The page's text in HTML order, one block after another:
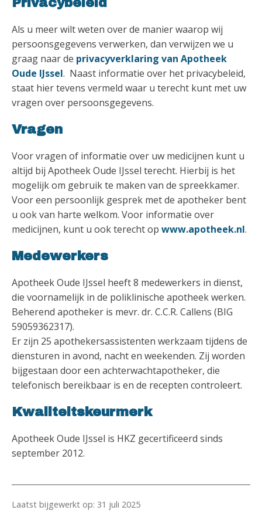
Privacybeleid
Als u meer wilt weten over de manier waarop wij
persoonsgegevens verwerken, dan verwijzen we u
graag naar de privacyverklaring van Apotheek
Oude IJssel. Naast informatie over het privacybeleid,
staat hier tevens vermeld waar u terecht kunt met uw
vragen over persoonsgegevens.
Vragen
Voor vragen of informatie over uw medicijnen kunt u
altijd bij Apotheek Oude IJssel terecht. Hierbij is het
mogelijk om gebruik te maken van de spreekkamer.
Voor een persoonlijk gesprek met de apotheker bent
u ook van harte welkom. Voor informatie over
medicijnen, kunt u ook terecht op www.apotheek.nl.
Medewerkers
Apotheek Oude IJssel heeft 8 medewerkers in dienst,
die voornamelijk in de poliklinische apotheek werken.
Beherend apotheker is mevr. dr. C.C.R. Callens (BIG
59059362317).
Er zijn 25 apothekersassistenten werkzaam tijdens de
diensturen in avond, nacht en weekenden. Zij worden
bijgestaan door een achterwachtapotheker, die
telefonisch bereikbaar is en de recepten controleert.
Kwaliteitskeurmerk
Apotheek Oude IJssel is HKZ gecertificeerd sinds
september 2012.
Laatst bijgewerkt op: 31 juli 2025